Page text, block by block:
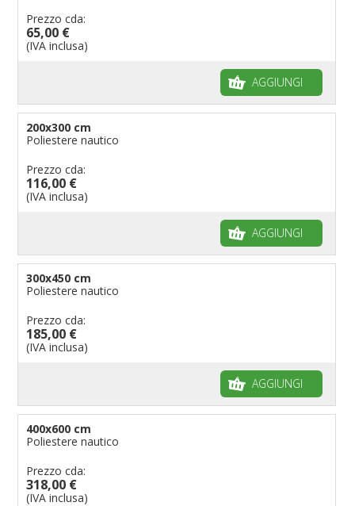
Prezzo cda:
65,00 €
(IVA inclusa)
AGGIUNGI
200x300 cm
Poliestere nautico
Prezzo cda:
116,00 €
(IVA inclusa)
AGGIUNGI
300x450 cm
Poliestere nautico
Prezzo cda:
185,00 €
(IVA inclusa)
AGGIUNGI
400x600 cm
Poliestere nautico
Prezzo cda:
318,00 €
(IVA inclusa)